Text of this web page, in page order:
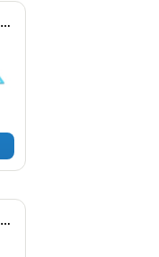
Матрас ProSon Медвежонок
Матрас ProSon Лисенок